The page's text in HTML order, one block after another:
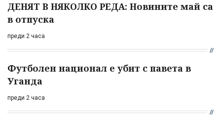
ДЕНЯТ В НЯКОЛКО РЕДА: Новините май са
в отпуска
преди 2 часа
Футболен национал е убит с павета в
Уганда
преди 2 часа